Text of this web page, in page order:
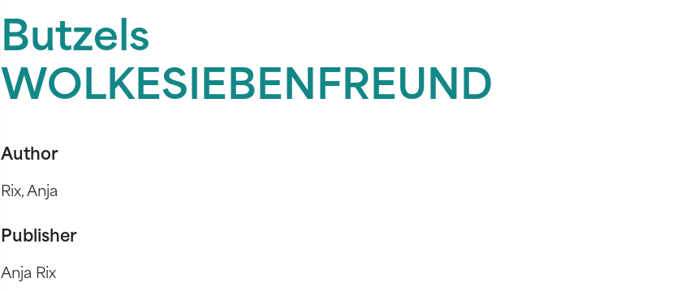
Butzels
WOLKESIEBENFREUND
Author
Rix, Anja
Publisher
Anja Rix